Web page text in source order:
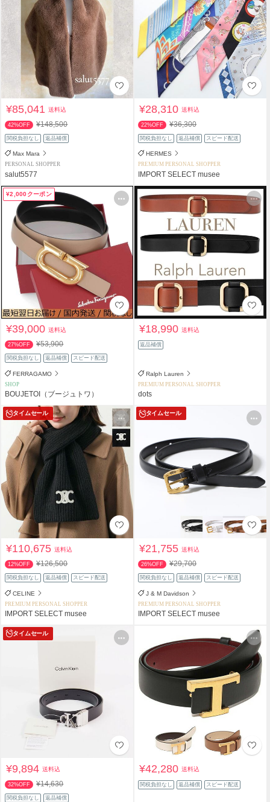
¥85,041送料込
42%OFF ¥148,500
関税負担なし 返品補償
Max Mara
PERSONAL SHOPPER
salut5577
¥28,310送料込
22%OFF ¥36,300
関税負担なし 返品補償 スピード配送
HERMES
PREMIUM PERSONAL SHOPPER
IMPORT SELECT musee
¥2,000クーポン
¥39,000送料込
27%OFF ¥53,900
関税負担なし 返品補償 スピード配送
FERRAGAMO
SHOP
BOUJETOI（ブージュトワ）
¥18,990送料込
返品補償
Ralph Lauren
PREMIUM PERSONAL SHOPPER
dots
タイムセール
¥110,675送料込
12%OFF ¥126,500
関税負担なし 返品補償 スピード配送
CELINE
PREMIUM PERSONAL SHOPPER
IMPORT SELECT musee
タイムセール
¥21,755送料込
26%OFF ¥29,700
関税負担なし 返品補償 スピード配送
J & M Davidson
PREMIUM PERSONAL SHOPPER
IMPORT SELECT musee
タイムセール
¥9,894送料込
32%OFF ¥14,630
関税負担なし 返品補償
¥42,280送料込
関税負担なし 返品補償 スピード配送